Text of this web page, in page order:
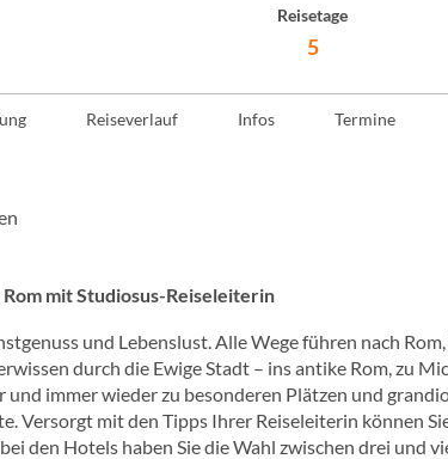
Reisetage
5
Reiseverlauf Infos Termine
mit Studiosus-Reiseleiterin
und Lebenslust. Alle Wege führen nach
durch die Ewige Stadt – ins antike Rom, zu
immer wieder zu besonderen Plätzen und
Versorgt mit den Tipps Ihrer Reiseleiterin können
den Hotels haben Sie die Wahl zwischen drei und